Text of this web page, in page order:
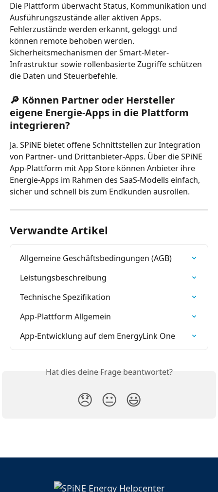
Die Plattform überwacht Status, Kommunikation und
Ausführungszustände aller aktiven Apps.
Fehlerzustände werden erkannt, geloggt und
können remote behoben werden.
Sicherheitsmechanismen der Smart-Meter-
Infrastruktur sowie rollenbasierte Zugriffe schützen
die Daten und Steuerbefehle.
🔎 Können Partner oder Hersteller
eigene Energie-Apps in die Plattform
integrieren?
Ja. SPiNE bietet offene Schnittstellen zur Integration
von Partner- und Drittanbieter-Apps. Über die SPiNE
App-Plattform mit App Store können Anbieter ihre
Energie-Apps im Rahmen des SaaS-Modells einfach,
sicher und schnell bis zum Endkunden ausrollen.
Verwandte Artikel
Allgemeine Geschäftsbedingungen (AGB)
Leistungsbeschreibung
Technische Spezifikation
App-Plattform Allgemein
App-Entwicklung auf dem EnergyLink One
Hat dies deine Frage beantwortet?
😞 😐 😃